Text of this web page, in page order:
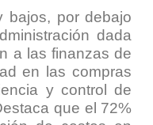
bajos, por debajo
dada
a las finanzas de
en las compras
y control de
que el 72%